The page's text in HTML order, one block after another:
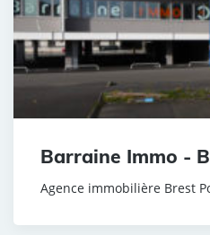
Barraine Immo -
Agence immobilière Brest